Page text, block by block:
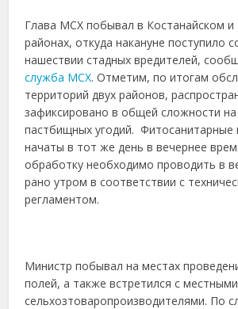
Глава МСХ побывал в Костанайском
районах, откуда накануне поступило
нашествии стадных вредителей,
служба МСХ. Отметим, по итогам
территорий двух районов,
зафиксировано в общей сложности на
пастбищных угодий. Фитосанитарные
начаты в тот же день в вечернее
обработку необходимо проводить в
рано утром в соответствии с
регламентом.
Министр побывал на местах
полей, а также встретился с местными
сельхозтоваропроизводителями. По